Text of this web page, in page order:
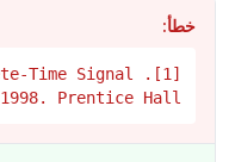
خطأ:
Time Signal
Prentice Hall.